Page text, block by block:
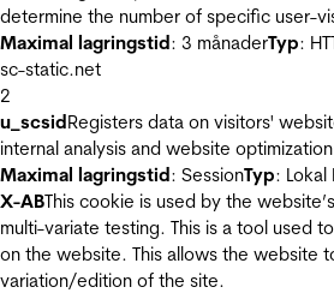
determine the number of specific user-
Maximal lagringstid: 3 månaderTyp:
sc-static.net
2
u_scsidRegisters data on visitors'
internal analysis and website
Maximal lagringstid: SessionTyp: Lokal
X-ABThis cookie is used by the
multi-variate testing. This is a tool used
on the website. This allows the website
variation/edition of the site.